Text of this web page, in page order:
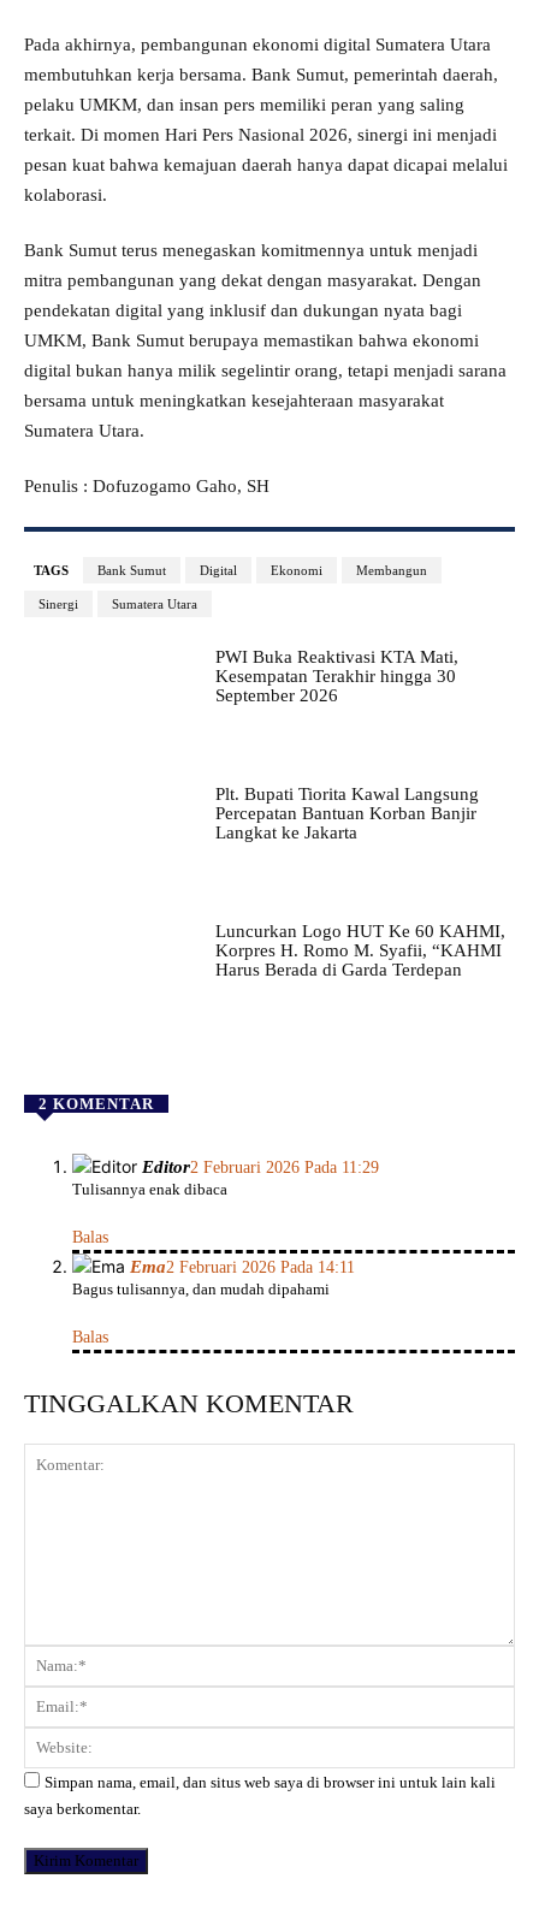
Pada akhirnya, pembangunan ekonomi digital Sumatera Utara
membutuhkan kerja bersama. Bank Sumut, pemerintah daerah,
pelaku UMKM, dan insan pers memiliki peran yang saling
terkait. Di momen Hari Pers Nasional 2026, sinergi ini menjadi
pesan kuat bahwa kemajuan daerah hanya dapat dicapai melalui
kolaborasi.
Bank Sumut terus menegaskan komitmennya untuk menjadi
mitra pembangunan yang dekat dengan masyarakat. Dengan
pendekatan digital yang inklusif dan dukungan nyata bagi
UMKM, Bank Sumut berupaya memastikan bahwa ekonomi
digital bukan hanya milik segelintir orang, tetapi menjadi sarana
bersama untuk meningkatkan kesejahteraan masyarakat
Sumatera Utara.
Penulis : Dofuzogamo Gaho, SH
TAGS Bank Sumut Digital Ekonomi Membangun
Sinergi Sumatera Utara
PWI Buka Reaktivasi KTA Mati,
Kesempatan Terakhir hingga 30
September 2026
Plt. Bupati Tiorita Kawal Langsung
Percepatan Bantuan Korban Banjir
Langkat ke Jakarta
Luncurkan Logo HUT Ke 60 KAHMI,
Korpres H. Romo M. Syafii, “KAHMI
Harus Berada di Garda Terdepan
2 KOMENTAR
Editor2 Februari 2026 Pada 11:29
Tulisannya enak dibaca
Balas
Ema2 Februari 2026 Pada 14:11
Bagus tulisannya, dan mudah dipahami
Balas
TINGGALKAN KOMENTAR
Komentar:
Simpan nama, email, dan situs web saya di browser ini untuk lain kali
saya berkomentar.